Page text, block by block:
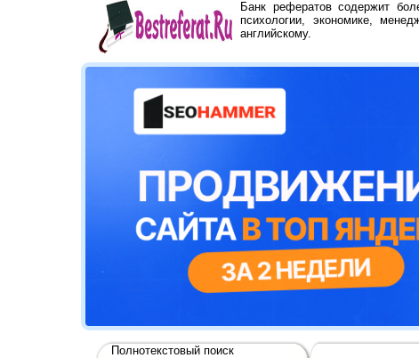
Банк рефератов содержит
психологии, экономике,
английскому.
Полнотекстовый поиск